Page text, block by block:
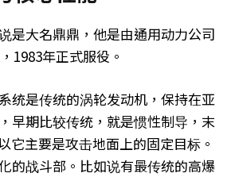
是大名鼎鼎，他是由通用动力公司
1983年正式服役。
统是传统的涡轮发动机，保持在亚
早期比较传统，就是惯性制导，末
它主要是攻击地面上的固定目标。
的战斗部。比如说有最传统的高爆